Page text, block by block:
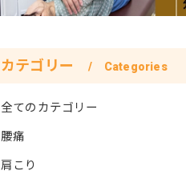
カテゴリー Categories
全てのカテゴリー
腰痛
肩こり